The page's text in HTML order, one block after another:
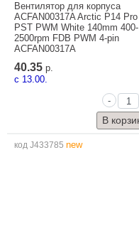
Вентилятор для корпуса
ACFAN00317A Arctic P14 Pro
PST PWM White 140mm 400-
2500rpm FDB PWM 4-pin
ACFAN00317A
40.35 р.
c 13.00.
-
код J433785 new